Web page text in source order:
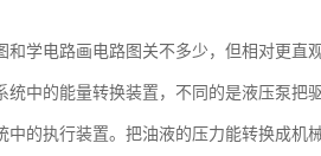
和学电路画电路图关不多少，但相对更直
统中的能量转换装置，不同的是液压泵把
中的执行装置。把油液的压力能转换成机